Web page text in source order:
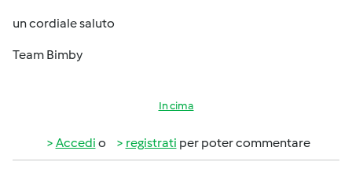
un cordiale saluto
Team Bimby
In cima
Accedi o registrati per poter commentare